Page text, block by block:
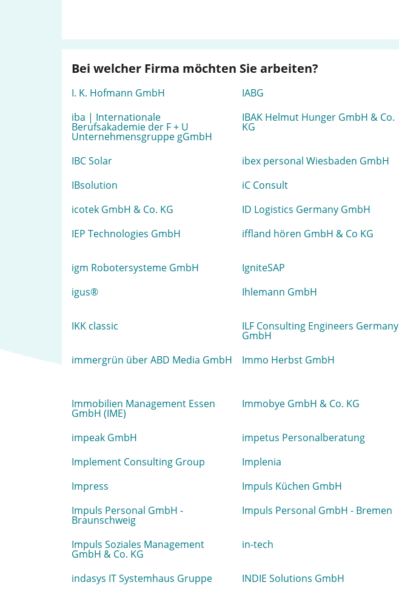
Bei welcher Firma möchten Sie arbeiten?
I. K. Hofmann GmbH IABG
iba | Internationale
Berufsakademie der F + U
Unternehmensgruppe gGmbH
IBAK Helmut Hunger GmbH & Co.
KG
IBC Solar ibex personal Wiesbaden GmbH
IBsolution
iC Consult
icotek GmbH & Co. KG
ID Logistics Germany GmbH
IEP Technologies GmbH
iffland hören GmbH & Co KG
igm Robotersysteme GmbH
IgniteSAP
igus®
Ihlemann GmbH
IKK classic
ILF Consulting Engineers Germany
GmbH
immergrün über ABD Media GmbH Immo Herbst GmbH
Immobilien Management Essen
GmbH (IME)
Immobye GmbH & Co. KG
impeak GmbH impetus Personalberatung
Implement Consulting Group
Implenia
Impress
Impuls Küchen GmbH
Impuls Personal GmbH -
Braunschweig
Impuls Personal GmbH - Bremen
Impuls Soziales Management
GmbH & Co. KG
in-tech
indasys IT Systemhaus Gruppe INDIE Solutions GmbH